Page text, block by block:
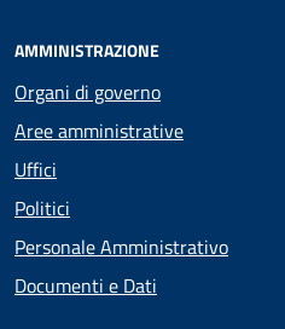
AMMINISTRAZIONE
Organi di governo
Aree amministrative
Uffici
Politici
Personale Amministrativo
Documenti e Dati